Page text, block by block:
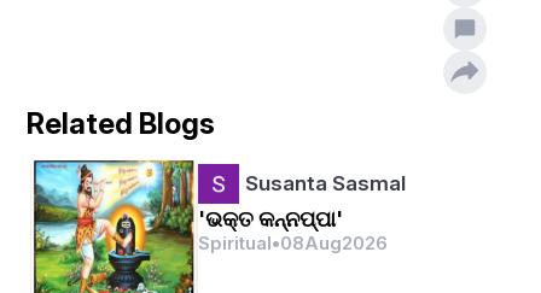
Related Blogs
Susanta Sasmal
'ଭକ୍ତ କନ୍ନପ୍ପା'
Spiritual•08Aug2026